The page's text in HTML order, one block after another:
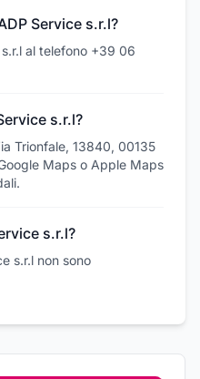
Service s.r.l?
al telefono +39 06
s.r.l?
Trionfale, 13840, 00135
Maps o Apple Maps
s.r.l?
s.r.l non sono